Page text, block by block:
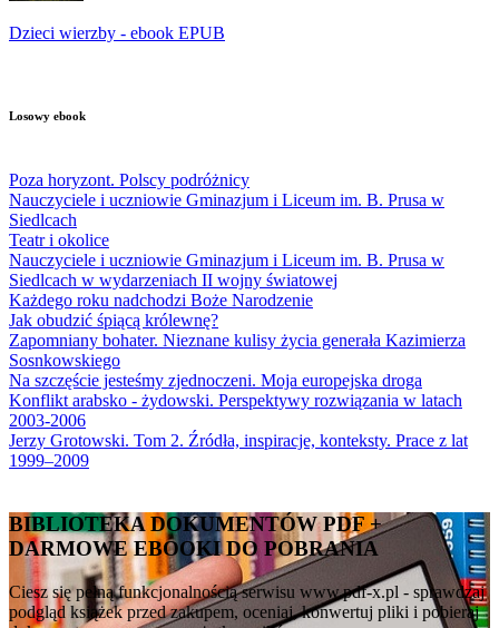
Dzieci wierzby - ebook EPUB
Losowy ebook
Poza horyzont. Polscy podróżnicy
Nauczyciele i uczniowie Gminazjum i Liceum im. B. Prusa w
Siedlcach
Teatr i okolice
Nauczyciele i uczniowie Gminazjum i Liceum im. B. Prusa w
Siedlcach w wydarzeniach II wojny światowej
Każdego roku nadchodzi Boże Narodzenie
Jak obudzić śpiącą królewnę?
Zapomniany bohater. Nieznane kulisy życia generała Kazimierza
Sosnkowskiego
Na szczęście jesteśmy zjednoczeni. Moja europejska droga
Konflikt arabsko - żydowski. Perspektywy rozwiązania w latach
2003-2006
Jerzy Grotowski. Tom 2. Źródła, inspiracje, konteksty. Prace z lat
1999–2009
BIBLIOTEKA DOKUMENTÓW PDF +
DARMOWE EBOOKI DO POBRANIA
Ciesz się pełną funkcjonalnością serwisu www.pdf-x.pl - sprawdzaj
podgląd książek przed zakupem, oceniaj, konwertuj pliki i pobieraj